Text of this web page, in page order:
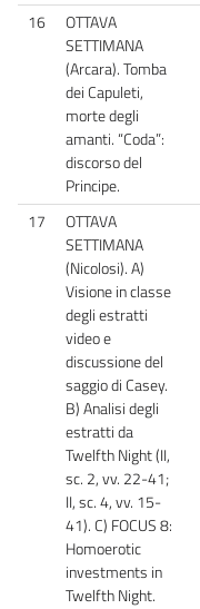
16
OTTAVA
SETTIMANA
(Arcara). Tomba
dei Capuleti,
morte degli
amanti. “Coda”:
discorso del
Principe.
17
OTTAVA
SETTIMANA
(Nicolosi). A)
Visione in classe
degli estratti
video e
discussione del
saggio di Casey.
B) Analisi degli
estratti da
Twelfth Night (II,
sc. 2, vv. 22-41;
II, sc. 4, vv. 15-
41). C) FOCUS 8:
Homoerotic
investments in
Twelfth Night.